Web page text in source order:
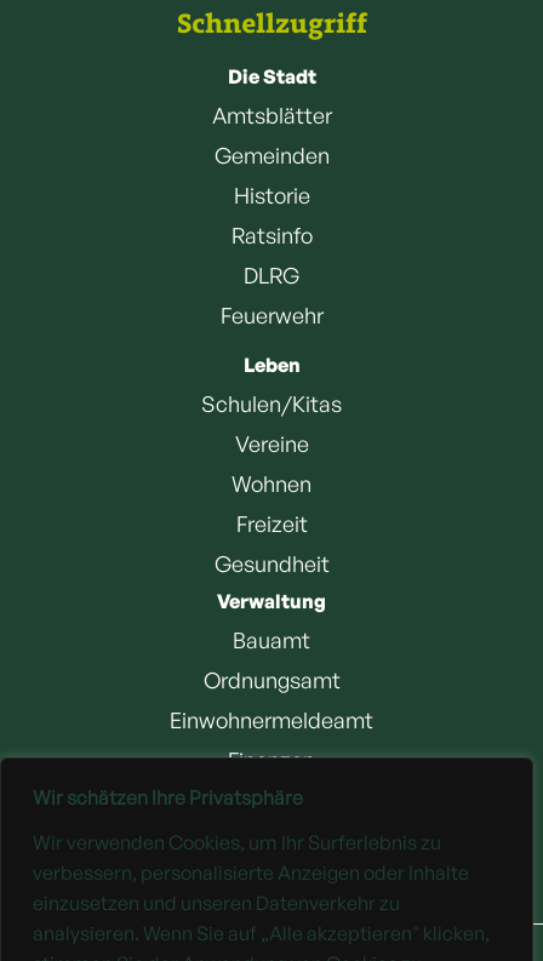
Wir schätzen Ihre Privatsphäre
Wir verwenden Cookies, um Ihr Surferlebnis zu
verbessern, personalisierte Anzeigen oder Inhalte
einzusetzen und unseren Datenverkehr zu
analysieren. Wenn Sie auf „Alle akzeptieren" klicken,
Schnellzugriff
Die Stadt
Amtsblätter
Gemeinden
Historie
Ratsinfo
DLRG
Feuerwehr
Leben
Schulen/Kitas
Vereine
Wohnen
Freizeit
Gesundheit
Verwaltung
Bauamt
Ordnungsamt
Einwohnermeldeamt
Finanzen
Jobangebote
Downloads